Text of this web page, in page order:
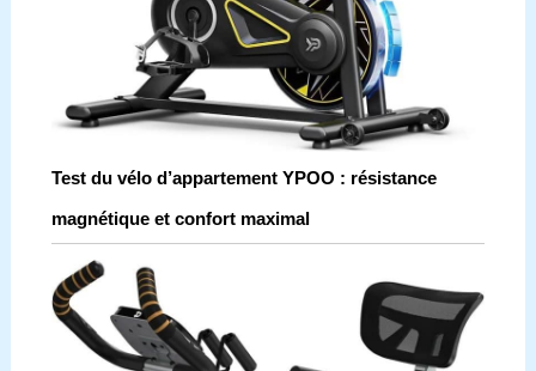
Test du vélo d’appartement YPOO : résistance
magnétique et confort maximal